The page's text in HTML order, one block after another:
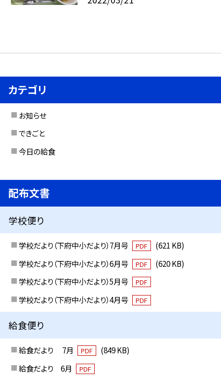
カテゴリ
お知らせ
できごと
今日の給食
配布文書
学校便り
学校だより（下府中小だより）7月号 PDF
(621 KB)
学校だより（下府中小だより）6月号
PDF
(620 KB)
学校だより（下府中小だより）5月号
PDF
学校だより（下府中小だより）4月号 PDF
給食便り
給食だより 7月 PDF
(849 KB)
給食だより 6月
PDF